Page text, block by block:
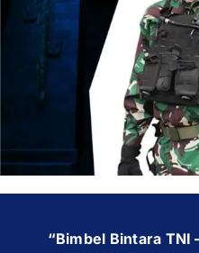
OUR
“Bimbel Bintara TNI